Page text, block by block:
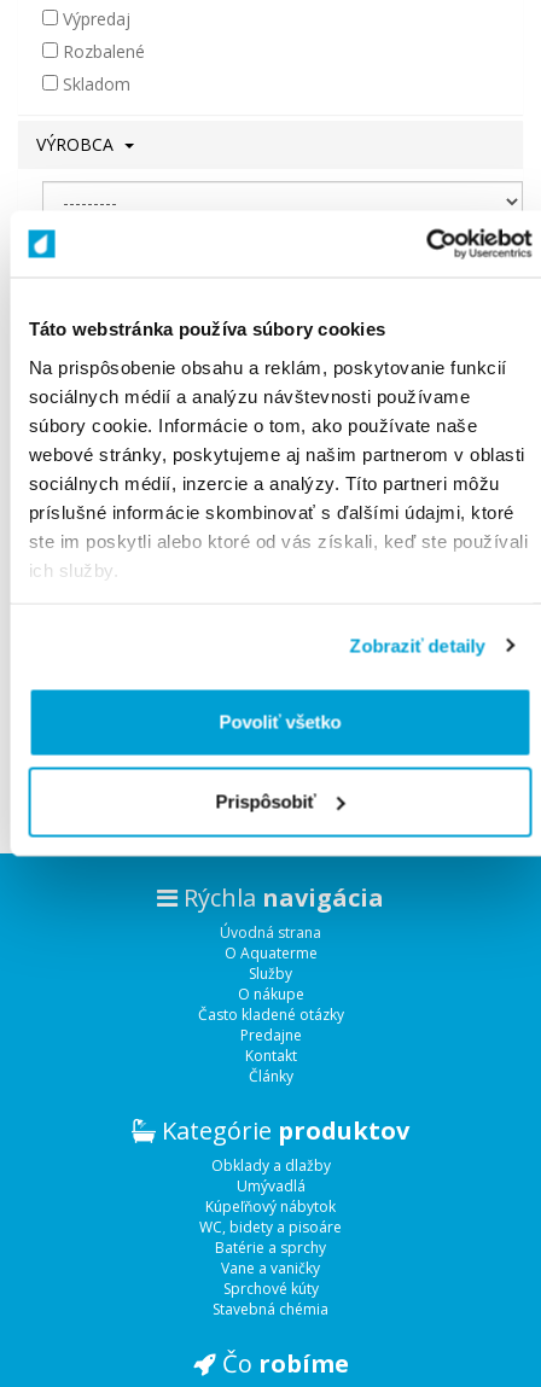
Táto webstránka používa súbory cookies
Na prispôsobenie obsahu a reklám, poskytovanie funkcií
sociálnych médií a analýzu návštevnosti používame
súbory cookie. Informácie o tom, ako používate naše
webové stránky, poskytujeme aj našim partnerom v oblasti
sociálnych médií, inzercie a analýzy. Títo partneri môžu
príslušné informácie skombinovať s ďalšími údajmi, ktoré
ste im poskytli alebo ktoré od vás získali, keď ste používali
ich služby.
Zobraziť detaily
Povoliť všetko
Prispôsobiť
Výpredaj
Rozbalené
Skladom
VÝROBCA
SÉRIA
Zrušiť filter Filtrovať
Všetky produkty
Vyhľadávam tovary.Čakajte prosím.
Rýchla navigácia
Úvodná strana
O Aquaterme
Služby
O nákupe
Často kladené otázky
Predajne
Kontakt
Články
Kategórie produktov
Obklady a dlažby
Umývadlá
Kúpeľňový nábytok
WC, bidety a pisoáre
Batérie a sprchy
Vane a vaničky
Sprchové kúty
Stavebná chémia
Čo robíme